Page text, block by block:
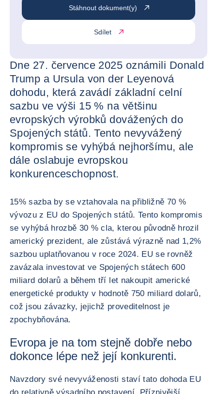
Stáhnout dokument(y)
Sdílet
Dne 27. července 2025 oznámili Donald
Trump a Ursula von der Leyenová
dohodu, která zavádí základní celní
sazbu ve výši 15 % na většinu
evropských výrobků dovážených do
Spojených států. Tento nevyvážený
kompromis se vyhýbá nejhoršímu, ale
dále oslabuje evropskou
konkurenceschopnost.
15% sazba by se vztahovala na přibližně 70 %
vývozu z EU do Spojených států. Tento kompromis
se vyhýbá hrozbě 30 % cla, kterou původně hrozil
americký prezident, ale zůstává výrazně nad 1,2%
sazbou uplatňovanou v roce 2024. EU se rovněž
zavázala investovat ve Spojených státech 600
miliard dolarů a během tří let nakoupit americké
energetické produkty v hodnotě 750 miliard dolarů,
což jsou závazky, jejichž proveditelnost je
zpochybňována.
Evropa je na tom stejně dobře nebo
dokonce lépe než její konkurenti.
Navzdory své nevyváženosti staví tato dohoda EU